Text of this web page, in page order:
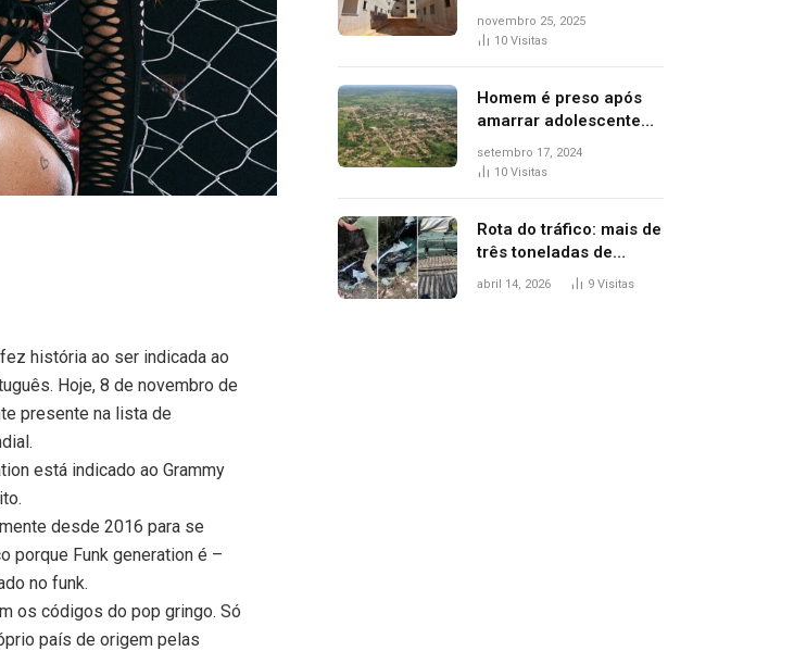
história ao ser indicada ao
Hoje, 8 de novembro de
presente na lista de
está indicado ao Grammy
desde 2016 para se
porque Funk generation é –
no funk.
os códigos do pop gringo. Só
país de origem pelas
critérios de desempate
para seleção de
novembro 25, 2025
10 Visitas
Homem é preso após
amarrar adolescente
suspeito de furto em
estaca de cerca e
setembro 17, 2024
10 Visitas
Rota do tráfico: mais de
três toneladas de
drogas são
abril 14, 2026 9 Visitas